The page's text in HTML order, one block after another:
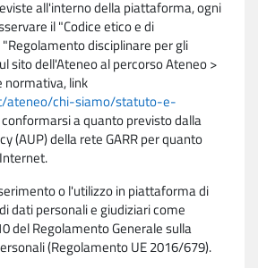
all'interno della piattaforma, ogni
il "Codice etico e di
disciplinare per gli
sito dell'Ateneo al percorso Ateneo >
normativa, link
ateneo/chi-siamo/statuto-e-
conformarsi a quanto previsto dalla
(AUP) della rete GARR per quanto
o l'utilizzo in piattaforma di
dati personali e giudiziari come
del Regolamento Generale sulla
(Regolamento UE 2016/679).